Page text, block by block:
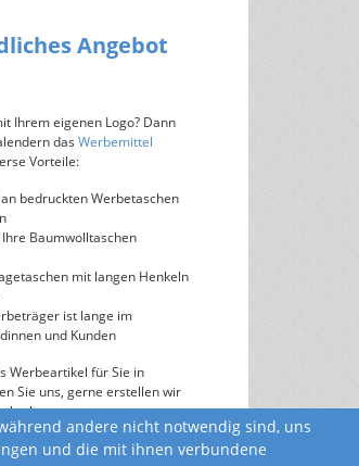
Angebot
Ihrem eigenen Logo? Dann
das Werbemittel
Vorteile:
bedruckten Werbetaschen
Baumwolltaschen
mit langen Henkeln
ist lange im
und Kunden
Werbeartikel für Sie in
Sie uns, gerne erstellen wir
andere nicht notwendig sind, uns
und die mit ihnen verbundene